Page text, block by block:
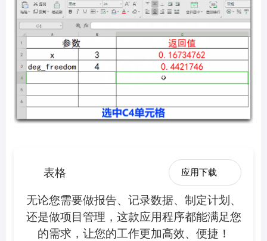
表格 应用下载
无论您需要做报告、记录数据、制定计划、
还是做项目管理，这款应用程序都能满足您
的需求，让您的工作更加高效、便捷！